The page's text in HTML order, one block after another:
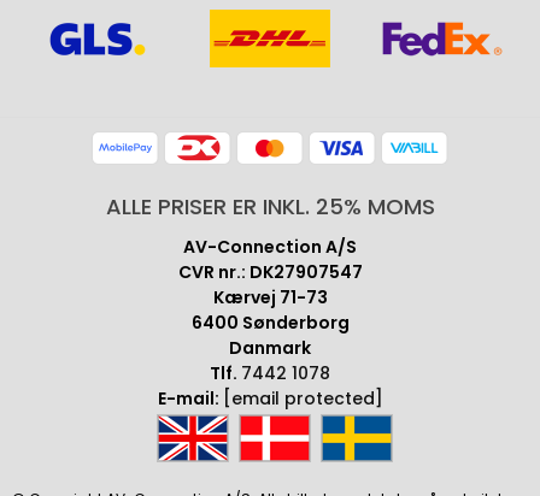
ALLE PRISER ER INKL. 25% MOMS
AV-Connection A/S
CVR nr.: DK27907547
Kærvej 71-73
6400 Sønderborg
Danmark
Tlf. 7442 1078
E-mail: [email protected]